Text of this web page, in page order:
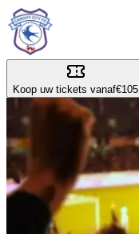
Koop uw tickets vanaf€105